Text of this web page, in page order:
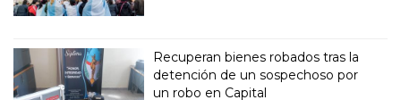
Recuperan bienes robados tras la
detención de un sospechoso por
un robo en Capital